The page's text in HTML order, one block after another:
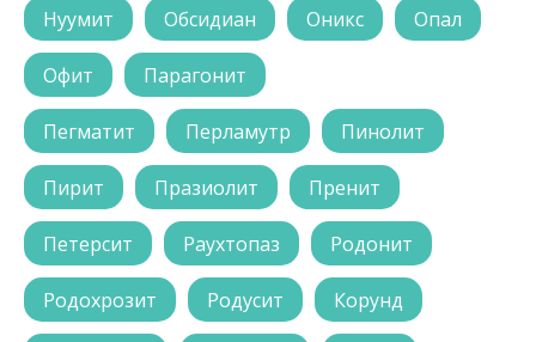
Нуумит Обсидиан Оникс Опал
Офит Парагонит
Пегматит Перламутр Пинолит
Пирит Празиолит Пренит
Петерсит Раухтопаз Родонит
Родохрозит Родусит Корунд